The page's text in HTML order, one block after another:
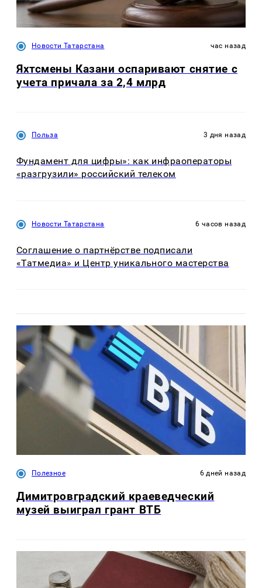
Новости Татарстана час назад
Яхтсмены Казани оспаривают снятие с
учета причала за 2,4 млрд
Польза 3 дня назад
Фундамент для цифры»: как инфраоператоры
«разгрузили» российский телеком
Новости Татарстана 6 часов назад
Соглашение о партнёрстве подписали
«Татмедиа» и Центр уникального мастерства
Полезное 6 дней назад
Димитровградский краеведческий
музей выиграл грант ВТБ